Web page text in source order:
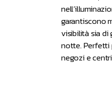
garantiscono
visibilità sia di
notte. Perfetti
negozi e